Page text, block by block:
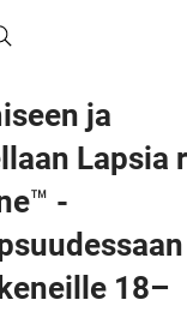
ja
Lapsia
-
18–